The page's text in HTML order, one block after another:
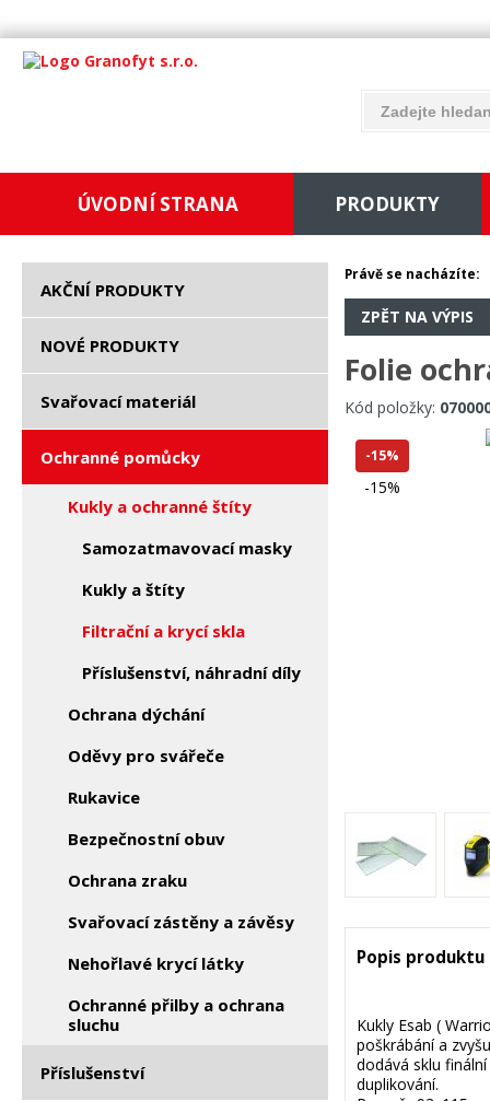
ÚVODNÍ STRANA PRODUKTY
AKČNÍ PRODUKTY
NOVÉ PRODUKTY
Svařovací materiál
Ochranné pomůcky
Kukly a ochranné štíty
Samozatmavovací masky
Kukly a štíty
Filtrační a krycí skla
Příslušenství, náhradní díly
Ochrana dýchání
Oděvy pro svářeče
Rukavice
Bezpečnostní obuv
Ochrana zraku
Svařovací zástěny a závěsy
Nehořlavé krycí látky
Ochranné přilby a ochrana
sluchu
Příslušenství
Právě se nacházíte:
ZPĚT NA VÝPIS
Folie
Kód položky:
-15%
-15%
Popis produktu
Kukly Esab (
poškrábání a
dodává sklu
duplikování.